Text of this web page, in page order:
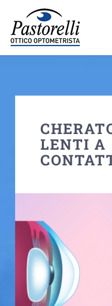
contenuto
Area Shop
Area Professionale
Contatti
LENTI A